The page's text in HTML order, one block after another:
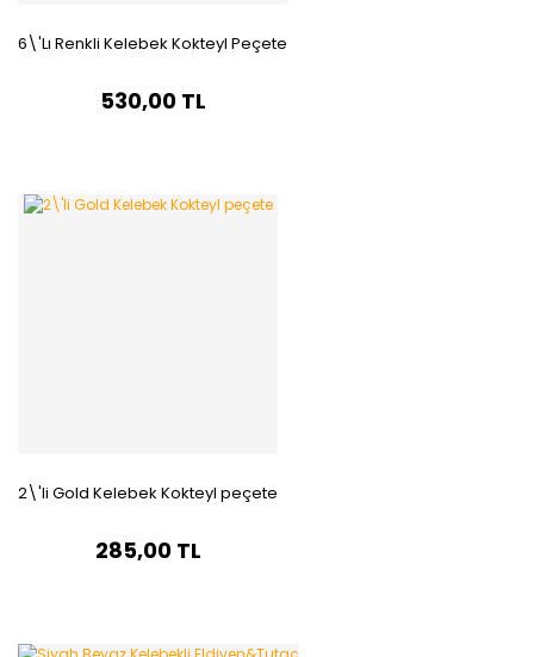
6\'Lı Renkli Kelebek Kokteyl Peçete
530,00 TL
2\'li Gold Kelebek Kokteyl peçete
285,00 TL